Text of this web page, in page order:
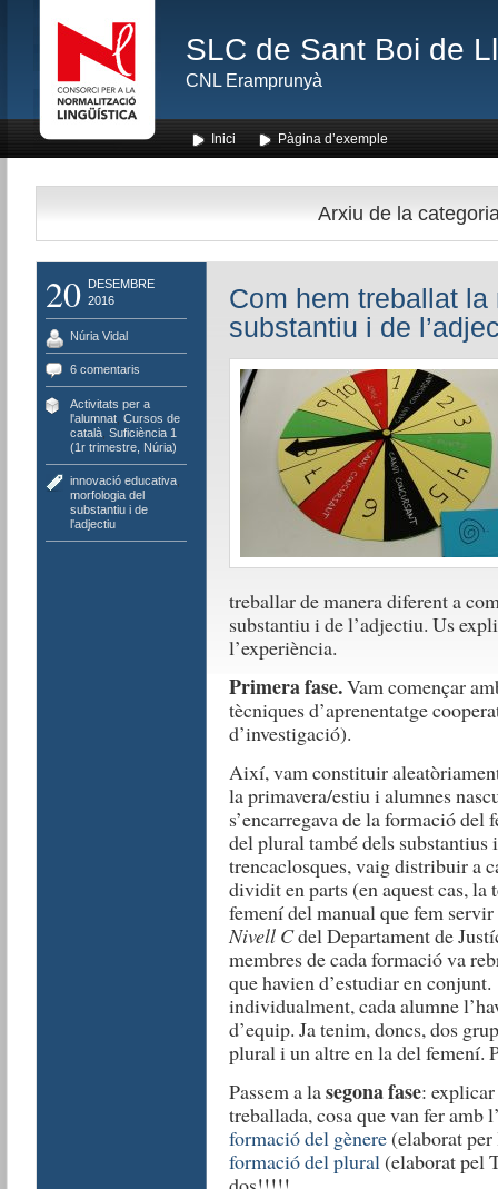
SLC de Sant Boi de
CNL Eramprunyà
Inici Pàgina d’exemple
Arxiu de la
20
DESEMBRE
2016
Núria Vidal
6 comentaris
Activitats per a
l'alumnat, Cursos de
català, Suficiència 1
(1r trimestre, Núria)
innovació educativa,
morfologia del
substantiu i de
l'adjectiu
Com hem treballat la
substantiu i de
treballar de manera diferent a
substantiu i de l’adjectiu. Us
l’experiència.
Primera fase.Vam començar
tècniques d’aprenentatge
d’investigació).
Així, vam constituir
la primavera/estiu i alumnes
s’encarregava de la formació del
del plural també dels
trencaclosques, vaig distribuir a
dividit en parts (en aquest cas,
femení del manual que fem
Nivell Cdel Departament de
membres de cada formació va
que havien d’estudiar en
individualment, cada alumne
d’equip. Ja tenim, doncs, dos
plural i un altre en la del femení.
Passem a lasegona fase:
treballada, cosa que van fer amb
formació del gènere(elaborat per
formació del plural(elaborat pel